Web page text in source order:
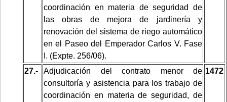
coordinación en materia de seguridad de
las obras de mejora de jardinería y
renovación del sistema de riego automático
en el Paseo del Emperador Carlos V. Fase
I. (Expte. 256/06).
27.-
Adjudicación del contrato menor de
consultoría y asistencia para los trabajo de
coordinación en materia de seguridad, de
1472